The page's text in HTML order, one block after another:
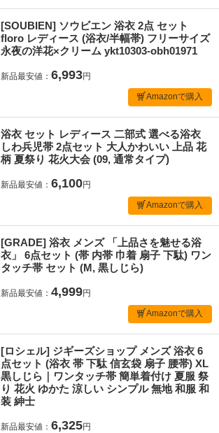
[SOUBIEN] ソウビエン 浴衣 2点 セット
floro レディース (浴衣/半幅帯) フリーサイズ
永夜の洋花×クリーム ykt10303-obh01971
新品最安値： 6,993円
Amazonで購入
浴衣 セット レディース 二部式 選べる浴衣
しわ兵児帯 2点セット 大人かわいい 上品 花
柄 夏祭り 花火大会 (09, 通常タイプ)
新品最安値： 6,100円
Amazonで購入
[GRADE] 浴衣 メンズ 「上品さを魅せる浴
衣」 6点セット (帯 内帯 巾着 扇子 下駄) ワン
タッチ帯 セット (M, 黒しじら)
新品最安値： 4,999円
Amazonで購入
[ロシェル] ジギーズショップ メンズ 浴衣 6
点セット (浴衣 帯 下駄 信玄袋 扇子 腰帯) XL
黒しじら｜ワンタッチ帯 簡単着付け 夏服 祭
り 花火 ゆかた 涼しい シンプル 無地 和服 和
装 紳士
新品最安値： 6,325円